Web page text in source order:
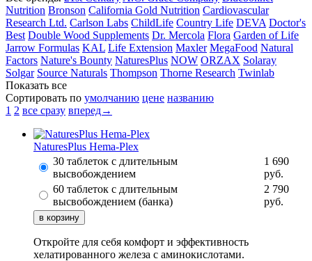
Nutrition Bronson California Gold Nutrition Cardiovascular
Research Ltd. Carlson Labs ChildLife Country Life DEVA Doctor's
Best Double Wood Supplements Dr. Mercola Flora Garden of Life
Jarrow Formulas KAL Life Extension Maxler MegaFood Natural
Factors Nature's Bounty NaturesPlus NOW ORZAX Solaray
Solgar Source Naturals Thompson Thorne Research Twinlab
Показать все
Сортировать по умолчанию цене названию
1 2 все сразу вперед→
NaturesPlus Hema-Plex
30 таблеток с длительным
высвобождением
1 690
руб.
60 таблеток с длительным
высвобождением (банка)
2 790
руб.
Откройте для себя комфорт и эффективность
хелатированного железа с аминокислотами.